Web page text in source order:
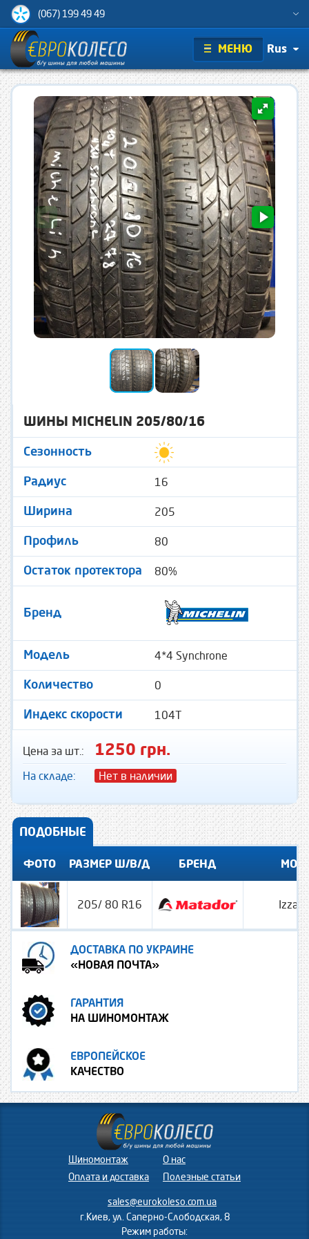
(067) 199 49 49
МЕНЮ Rus
ШИНЫ MICHELIN 205/80/16
Сезонность
Радиус 16
Ширина 205
Профиль 80
Остаток протектора 80%
Бренд
Модель 4*4 Synchrone
Количество 0
Индекс скорости 104T
Цена за шт.: 1250 грн.
На складе: Нет в наличии
ПОДОБНЫЕ
ФОТО РАЗМЕР Ш/В/Д БРЕНД
205/ 80 R16
ДОСТАВКА ПО УКРАИНЕ
«НОВАЯ ПОЧТА»
ГАРАНТИЯ
НА ШИНОМОНТАЖ
ЕВРОПЕЙСКОЕ
КАЧЕСТВО
Шиномонтаж
Оплата и доставка
О нас
Полезные статьи
sales@eurokoleso.com.ua
г.Киев, ул. Саперно-Слободская, 8
Режим работы: